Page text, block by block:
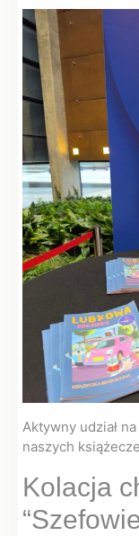
Aktywny udział
naszych
Kolacja